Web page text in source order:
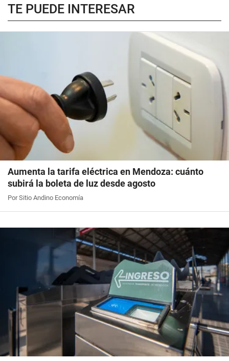
TE PUEDE INTERESAR
Aumenta la tarifa eléctrica en Mendoza: cuánto
subirá la boleta de luz desde agosto
Por Sitio Andino Economía